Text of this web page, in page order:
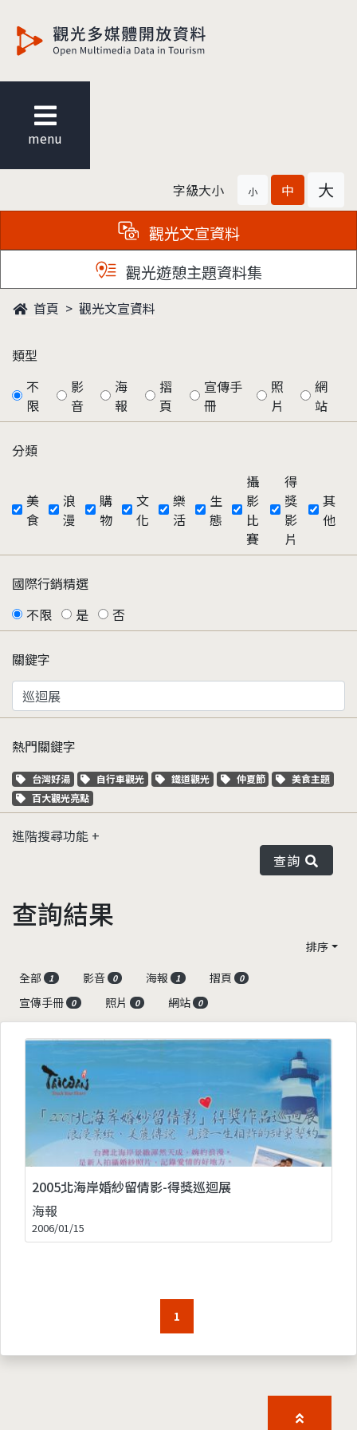
menu
字級大小 小 中 大
觀光文宣資料
觀光遊憩主題資料集
首頁 觀光文宣資料
類型
不
限
影
音
海
報
摺
頁
宣傳手
冊
照
片
網
站
分類
美
食
浪
漫
購
物
文
化
樂
活
生
態
攝
影
比
賽
得
獎
影
片
其
他
國際行銷精選
不限
是 否
關鍵字
熱門關鍵字
關鍵字標籤
台灣好湯 關鍵字標籤
自行車觀光 關鍵字標籤
鐵道觀光 關鍵字標籤
仲夏節 關鍵字標籤
美食主題
關鍵字標籤
百大觀光亮點
進階搜尋功能
查詢
查詢結果
排序
全部
1 影音 0 海報 1 摺頁 0
宣傳手冊 0 照片 0 網站 0
2005北海岸婚紗留倩影-得獎巡迴展
海報
2006/01/15
1